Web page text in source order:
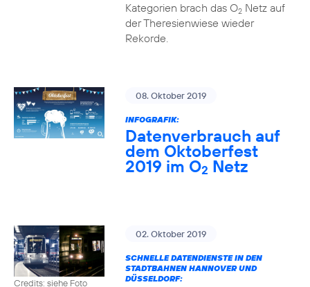
Kategorien brach das O2Netz auf
der Theresienwiese wieder
Rekorde.
08. Oktober 2019
INFOGRAFIK:
Datenverbrauch auf
dem Oktoberfest
2019 im O2 Netz
Credits: siehe Foto
02. Oktober 2019
SCHNELLE DATENDIENSTE IN DEN
STADTBAHNEN HANNOVER UND
DÜSSELDORF: